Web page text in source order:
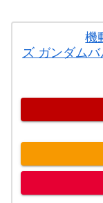
機
ズ ガンダム